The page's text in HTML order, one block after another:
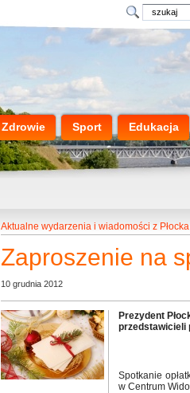
Zdrowie Sport Edukacja
Aktualne wydarzenia i wiadomości z Płocka
Zaproszenie na
10 grudnia 2012
Prezydent
przedstawicieli
Spotkanie
w Centrum